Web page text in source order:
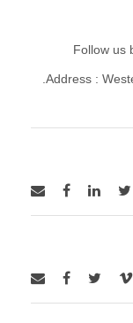
Follow us
Address :